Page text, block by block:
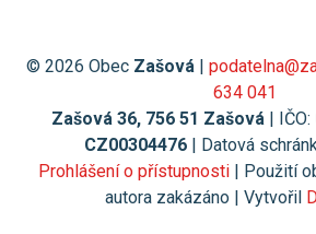
© 2026 Obec Zašová|
634 041
Zašová 36, 756 51 Zašová| IČO:
CZ00304476 | Datová
Prohlášení o přístupnosti | Použití
autora zakázáno | Vytvořil